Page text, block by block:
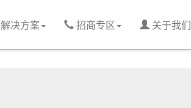
解决方案 招商专区 关于我们